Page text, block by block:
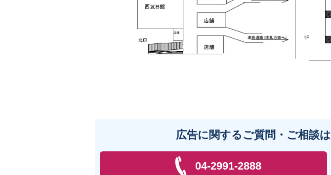
広告に関するご質問・ご相談は
04-2991-2888